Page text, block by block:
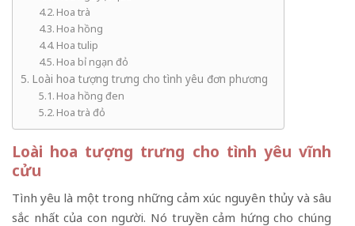
Hoa trà
Hoa hồng
Hoa tulip
Hoa bỉ ngạn đỏ
Loài hoa tượng trưng cho tình yêu đơn phương
Hoa hồng đen
Hoa trà đỏ
Loài hoa tượng trưng cho tình yêu vĩnh
cửu
Tình yêu là một trong những cảm xúc nguyên thủy và sâu
sắc nhất của con người. Nó truyền cảm hứng cho chúng